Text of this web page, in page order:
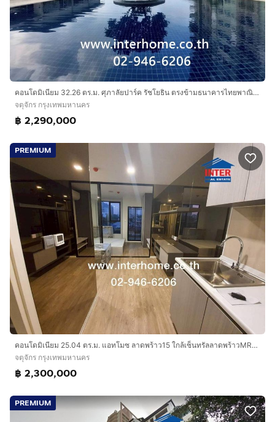
คอนโดมิเนียม 32.26 ตร.ม. ศุภาลัยปาร์ค รัชโยธิน ตรงข้ามธนาคารไทยพาณิชย์ สำนักงานใหญ่ ถนนรัชดาภิเษก ถนนพหลโยธิน เขตจตุจักร กรุงเทพมหานคร
จตุจักร กรุงเทพมหานคร
฿ 2,290,000
PREMIUM
คอนโดมิเนียม 25.04 ตร.ม. แอทโมซ ลาดพร้าว15 ใกล้เซ็นทรัลลาดพร้าวMRTลาดพร้าว ซอยลาดพร้าว15 ถนนลาดพร้าว เขตจตุจักร กรุงเทพมหานคร
จตุจักร กรุงเทพมหานคร
฿ 2,300,000
PREMIUM